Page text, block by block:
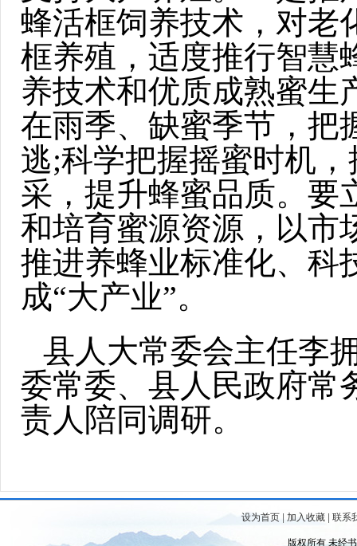
蜂活框饲养技术，对老
框养殖，适度推行智慧
养技术和优质成熟蜜生
在雨季、缺蜜季节，把
逃;科学把握摇蜜时机
采，提升蜂蜜品质。要
和培育蜜源资源，以市
推进养蜂业标准化、科
成“大产业”。
县人大常委会主任李
委常委、县人民政府常
责人陪同调研。
设为首页 加入收藏 联系
版权所有 未经